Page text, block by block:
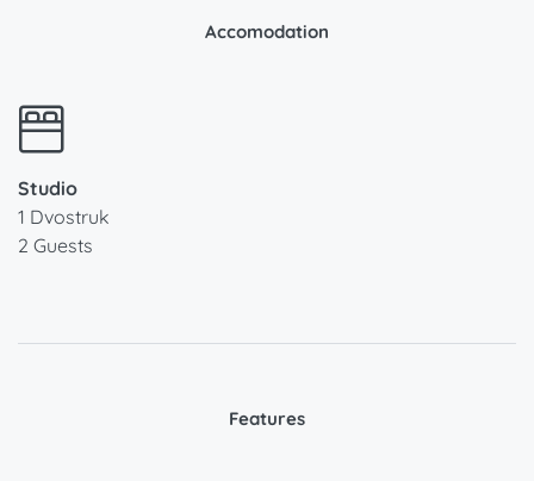
Accomodation
Studio
1 Dvostruk
2 Guests
Features